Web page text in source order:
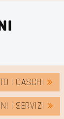
| CASCHI
| SERVIZI